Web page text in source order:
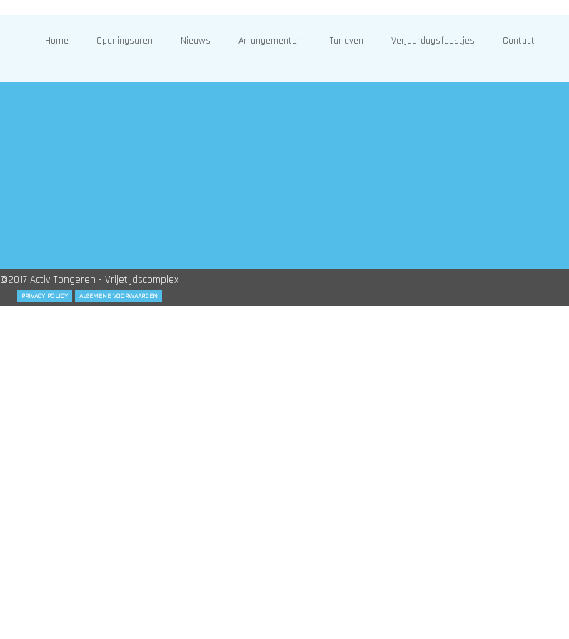
Home Openingsuren Nieuws Arrangementen Tarieven Verjaardagsfeestjes Contact
©2017 Activ Tongeren - Vrijetijdscomplex
PRIVACY POLICY ALGEMENE VOORWAARDEN